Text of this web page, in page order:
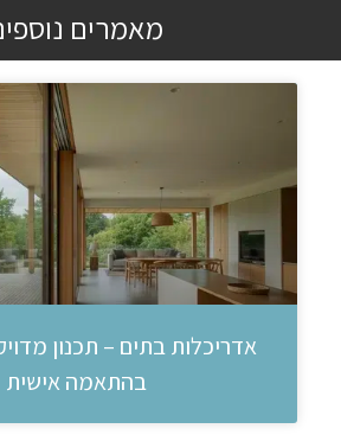
מאמרים
אדריכלות בתים – תכנון
בהתאמה אישית